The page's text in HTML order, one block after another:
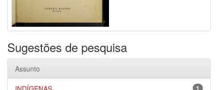
Sugestões de pesquisa
Assunto
1